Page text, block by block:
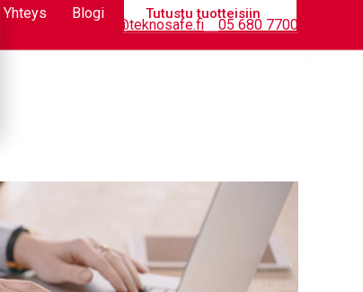
Tietopankki info@teknosafe.fi 05 680 7700
Yhteys Blogi Tutustu tuotteisiin